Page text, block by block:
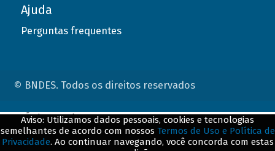
Ajuda
Perguntas frequentes
© BNDES. Todos os direitos reservados
Aviso: Utilizamos dados pessoais, cookies e tecnologias
semelhantes de acordo com nossos Termos de Uso e Política de
Privacidade. Ao continuar navegando, você concorda com estas
ConteÃºdo complementar
${title}${badge}